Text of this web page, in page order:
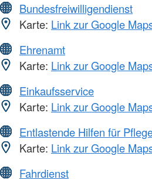
Bundesfreiwilligendienst
Karte: Link zur Google
Ehrenamt
Karte: Link zur Google
Einkaufsservice
Karte: Link zur Google
Entlastende Hilfen für
Karte: Link zur Google
Fahrdienst